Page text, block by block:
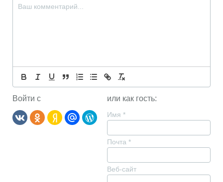
Войти с или как гость:
Имя *
Почта *
Веб-сайт